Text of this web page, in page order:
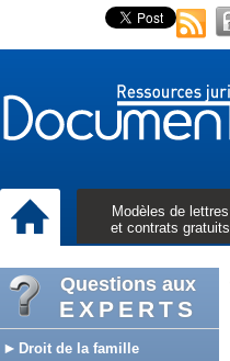
Modèles de lettres
et contrats gratuits
Questions aux
EXPERTS
Droit de la famille